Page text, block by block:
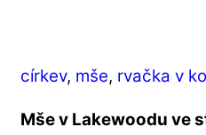
církev, mše, rvačka v
Mše v Lakewoodu ve